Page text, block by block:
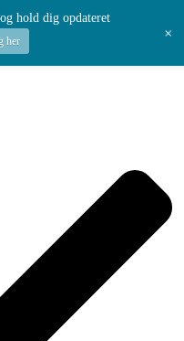
hold dig opdateret
her +